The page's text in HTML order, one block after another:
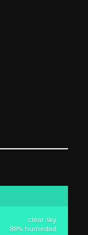
clear sky
88% humedad